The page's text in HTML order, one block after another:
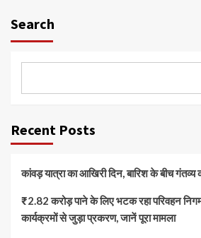
Search
Recent Posts
कांवड़ यात्रा का आखिरी दिन, बारिश के बीच
₹2.82 करोड़ पाने के लिए भटक रहा परिवहन
कार्यक्रमों से जुड़ा प्रकरण, जानें पूरा मामला